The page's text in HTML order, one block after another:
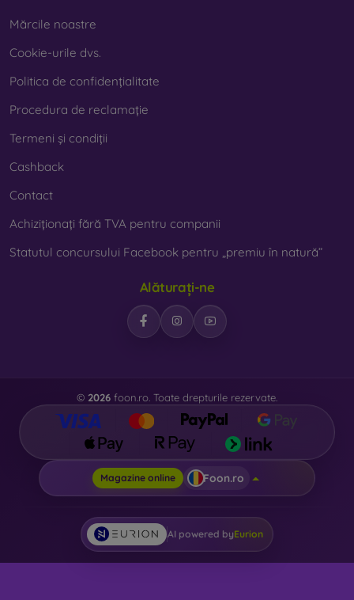
Mărcile noastre
Cookie-urile dvs.
Politica de confidențialitate
Procedura de reclamație
Termeni și condiții
Cashback
Contact
Achiziționați fără TVA pentru companii
Statutul concursului Facebook pentru „premiu în natură”
Alăturați-ne
© 2026 foon.ro. Toate drepturile rezervate.
Magazine online Foon.ro
AI powered byEurion